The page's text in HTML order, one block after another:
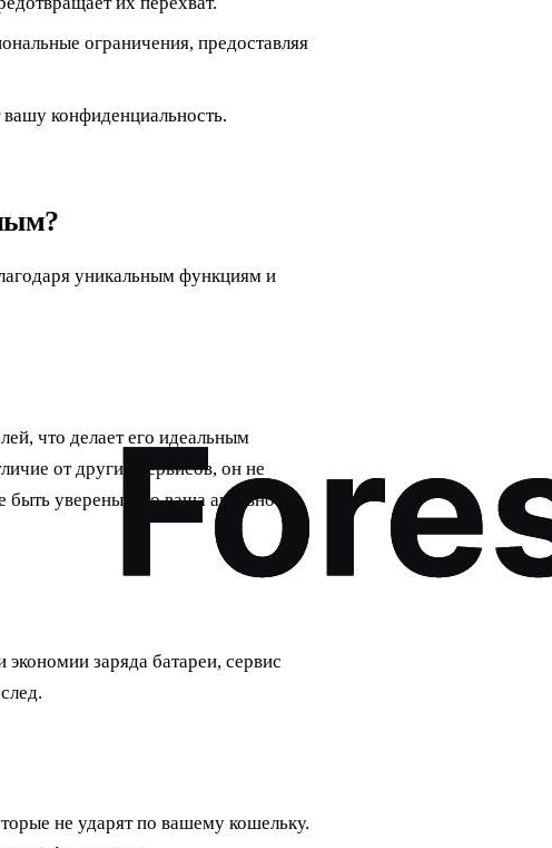
ограничения, предоставляя
конфиденциальность.
уникальным функциям и
что делает его идеальным
от других сервисов, он не
уверены, что ваша активность
экономии заряда батареи, сервис
не ударят по вашему кошельку.